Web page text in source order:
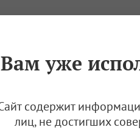
Вам уже
содержит
лиц, не достигших